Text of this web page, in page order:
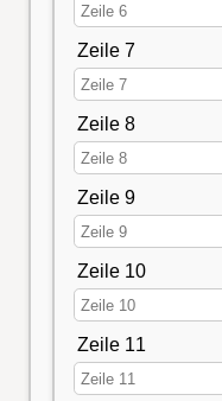
Zeile 7
Zeile 8
Zeile 9
Zeile 10
Zeile 11